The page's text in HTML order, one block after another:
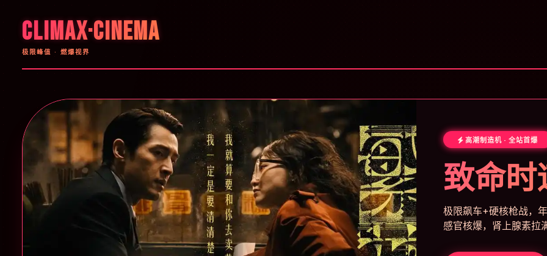
CLIMAX·CINEMA
极限峰值 · 燃爆视界
高潮制造机 · 全站首爆
致命时
极限飙车+硬核枪战，
感官核爆，肾上腺素拉